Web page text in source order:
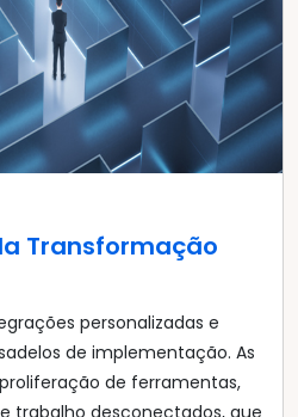
Transformação
personalizadas e
de implementação. As
de ferramentas,